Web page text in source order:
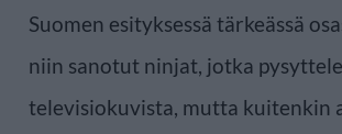
Suomen esityksessä tärkeässä
niin sanotut ninjat, jotka
televisiokuvista, mutta kuitenkin